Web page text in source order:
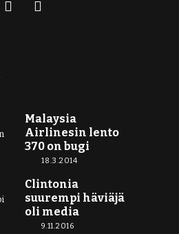
Malaysia
Airlinesin lento
370 on bugi
18.3.2014
Clintonia
suurempi häviäjä
oli media
9.11.2016